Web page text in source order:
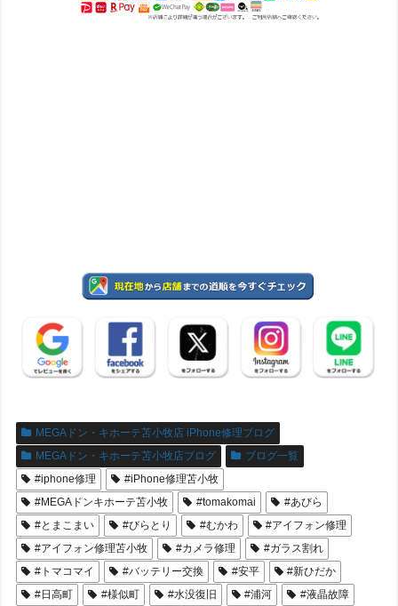
MEGAドン・キホーテ苫小牧店 iPhone修理ブログ
MEGAドン・キホーテ苫小牧店ブログ
ブログ一覧
#iphone修理
#iPhone修理苫小牧
#MEGAドンキホーテ苫小牧
#tomakomai
#あびら
#とまこまい
#びらとり #むかわ
#アイフォン修理
#アイフォン修理苫小牧
#カメラ修理
#ガラス割れ
#トマコマイ
#バッテリー交換 #安平
#新ひだか
#日高町
#様似町 #水没復旧 #浦河
#液晶故障